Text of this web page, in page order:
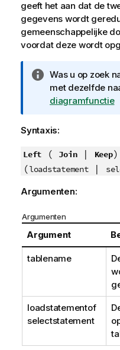
geeft het aan dat de
gegevens wordt
gemeenschappelijke
voordat deze wordt
I
n
f
r
a
t
e
Was u op zoek
met dezelfde
diagramfunctie
Syntaxis:
Left ( Join| Keep
(loadstatement|
Argumenten:
Argumenten
Argument
tablename
loadstatementof
selectstatement